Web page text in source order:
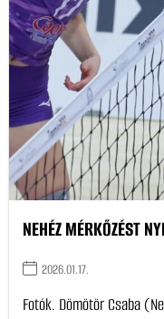
NEHÉZ MÉRKŐZÉST
2026.01.17.
Fotók. Dömötör Csaba